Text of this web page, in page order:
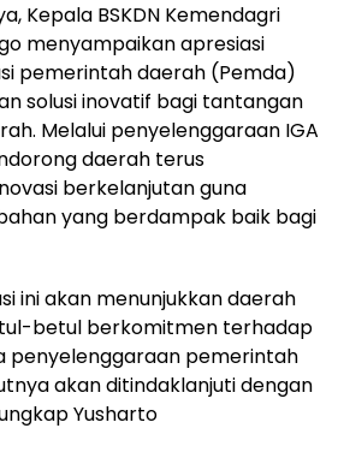
Kepala BSKDN Kemendagri
menyampaikan apresiasi
pemerintah daerah (Pemda)
solusi inovatif bagi tantangan
Melalui penyelenggaraan IGA
daerah terus
berkelanjutan guna
yang berdampak baik bagi
ini akan menunjukkan daerah
betul berkomitmen terhadap
penyelenggaraan pemerintah
akan ditindaklanjuti dengan
Yusharto